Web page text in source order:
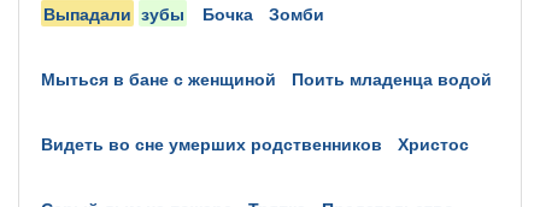
выпадали зубы бочка зомби
мыться в бане с женщиной поить младенца водой
видеть во сне умерших родственников христос